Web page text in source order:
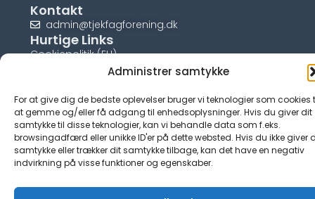
Administrer samtykke
For at give dig de bedste oplevelser bruger vi teknologier som cookies
at gemme og/eller få adgang til enhedsoplysninger. Hvis du giver dit
samtykke til disse teknologier, kan vi behandle data som f.eks.
browsingadfærd eller unikke ID'er på dette websted. Hvis du ikke giver
samtykke eller trækker dit samtykke tilbage, kan det have en negativ
indvirkning på visse funktioner og egenskaber.
Kontakt
admin@tjekfagforening.dk
Hurtige Links
Cookiepolitik (EU)
© tjek-fagforening.dk